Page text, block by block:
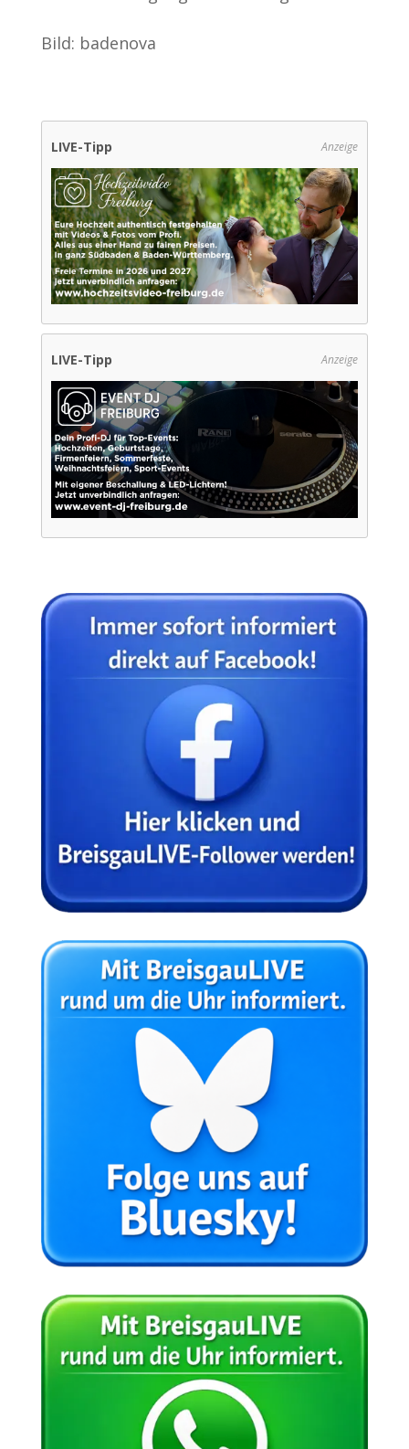
Bild: badenova
LIVE-Tipp Anzeige
LIVE-Tipp Anzeige